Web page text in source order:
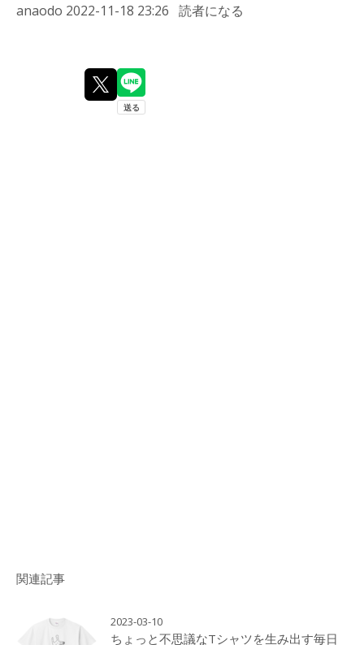
anaodo 2022-11-18 23:26 読者になる
関連記事
2023-03-10
ちょっと不思議なTシャツを生み出す毎日